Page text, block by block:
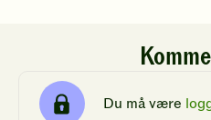
Du må være